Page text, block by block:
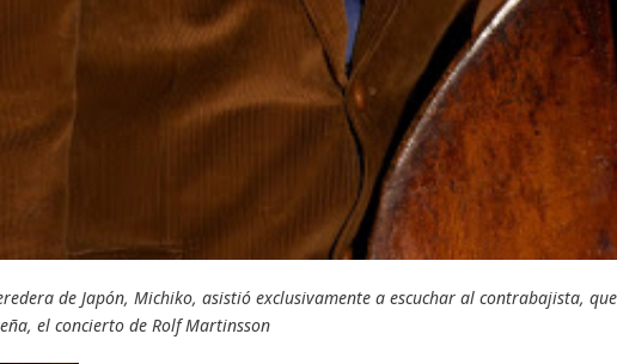
de Japón, Michiko, asistió exclusivamente a escuchar al contrabajista,
el concierto de Rolf Martinsson